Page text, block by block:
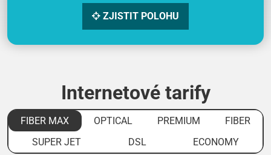
ZJISTIT POLOHU
Internetové tarify
FIBER MAX OPTICAL PREMIUM
FIBER
SUPER JET
DSL ECONOMY